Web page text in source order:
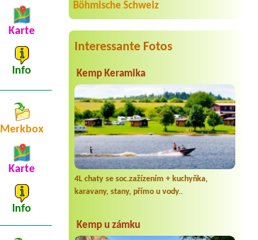
Böhmische Schweiz
Interessante Fotos
Kemp Keramika
4L chaty se soc.zažízením + kuchyňka,
karavany, stany, přímo u vody..
Kemp u zámku
Karte
Info
Merkbox
Karte
Info